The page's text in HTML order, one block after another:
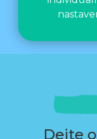
Dejte